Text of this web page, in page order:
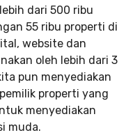
dari 500 ribu
55 ribu properti di
website dan
oleh lebih dari 3
pun menyediakan
properti yang
menyediakan
muda.